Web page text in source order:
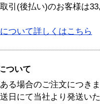
引(後払い)のお客様は
ついて詳しくはこちら
ついて
る場合のご注文につき
日にて当社より発送い